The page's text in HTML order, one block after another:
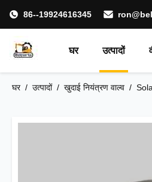
86--19924616345
घर उत्पादों
घर/ उत्पादों/ खुदाई नियंत्रण वाल्व /